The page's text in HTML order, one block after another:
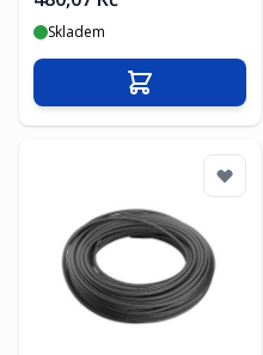
Skladem
Přidat do